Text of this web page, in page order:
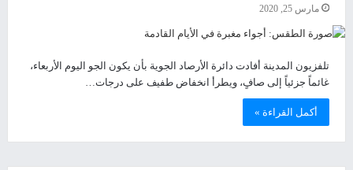
مارس 25, 2020
تلفزيون المدينة أفادت دائرة الأرصاد الجوية بأن يكون الجو اليوم الأربعاء،
غائماً جزئياً إلى صافٍ، ويطرأ انخفاض طفيف على درجات…
أكمل القراءة »